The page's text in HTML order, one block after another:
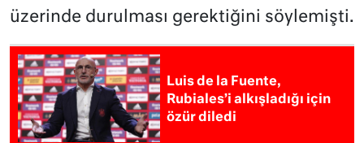
üzerinde durulması gerektiğini söylemişti.
Luis de la Fuente,
Rubiales’i alkışladığı için
özür diledi